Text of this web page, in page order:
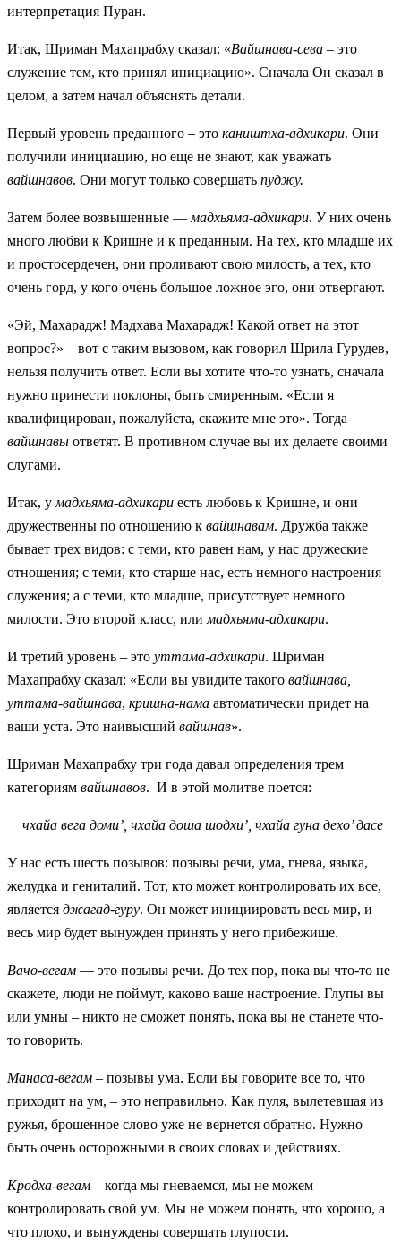
интерпретация Пуран.
Итак, Шриман Махапрабху сказал: «Вайшнава-сева – это
служение тем, кто принял инициацию». Сначала Он сказал в
целом, а затем начал объяснять детали.
Первый уровень преданного – это каништха-адхикари. Они
получили инициацию, но еще не знают, как уважать
вайшнавов. Они могут только совершать пуджу.
Затем более возвышенные — мадхьяма-адхикари. У них очень
много любви к Кришне и к преданным. На тех, кто младше их
и простосердечен, они проливают свою милость, а тех, кто
очень горд, у кого очень большое ложное эго, они отвергают.
«Эй, Махарадж! Мадхава Махарадж! Какой ответ на этот
вопрос?» – вот с таким вызовом, как говорил Шрила Гурудев,
нельзя получить ответ. Если вы хотите что-то узнать, сначала
нужно принести поклоны, быть смиренным. «Если я
квалифицирован, пожалуйста, скажите мне это». Тогда
вайшнавы ответят. В противном случае вы их делаете своими
слугами.
Итак, у мадхьяма-адхикари есть любовь к Кришне, и они
дружественны по отношению к вайшнавам. Дружба также
бывает трех видов: с теми, кто равен нам, у нас дружеские
отношения; с теми, кто старше нас, есть немного настроения
служения; а с теми, кто младше, присутствует немного
милости. Это второй класс, или мадхьяма-адхикари.
И третий уровень – это уттама-адхикари. Шриман
Махапрабху сказал: «Если вы увидите такого вайшнава,
уттама-вайшнава, кришна-нама автоматически придет на
ваши уста. Это наивысший вайшнав».
Шриман Махапрабху три года давал определения трем
категориям вайшнавов. И в этой молитве поется:
чхайа вега доми’, чхайа доша шодхи’, чхайа гуна дехо’ дасе
У нас есть шесть позывов: позывы речи, ума, гнева, языка,
желудка и гениталий. Тот, кто может контролировать их все,
является джагад-гуру. Он может инициировать весь мир, и
весь мир будет вынужден принять у него прибежище.
Вачо-вегам — это позывы речи. До тех пор, пока вы что-то не
скажете, люди не поймут, каково ваше настроение. Глупы вы
или умны – никто не сможет понять, пока вы не станете что-
то говорить.
Манаса-вегам – позывы ума. Если вы говорите все то, что
приходит на ум, – это неправильно. Как пуля, вылетевшая из
ружья, брошенное слово уже не вернется обратно. Нужно
быть очень осторожными в своих словах и действиях.
Кродха-вегам – когда мы гневаемся, мы не можем
контролировать свой ум. Мы не можем понять, что хорошо, а
что плохо, и вынуждены совершать глупости.